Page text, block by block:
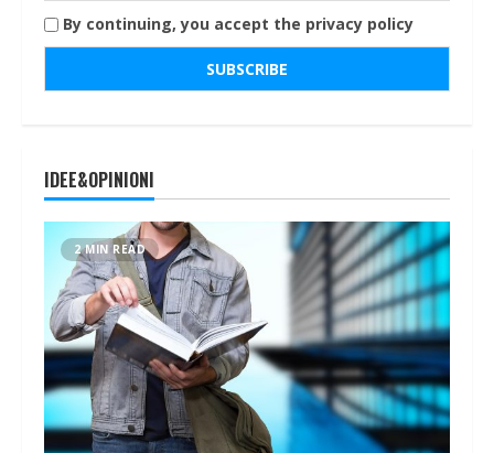
By continuing, you accept the privacy policy
IDEE&OPINIONI
2 MIN READ